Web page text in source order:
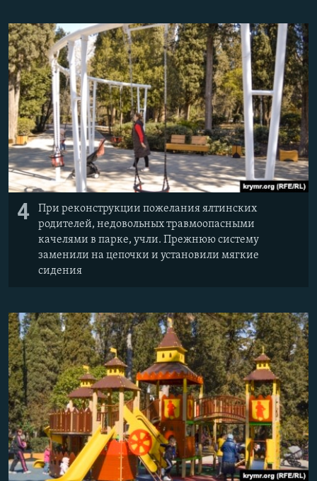
4
При реконструкции пожелания ялтинских
родителей, недовольных травмоопасными
качелями в парке, учли. Прежнюю систему
заменили на цепочки и установили мягкие
сидения